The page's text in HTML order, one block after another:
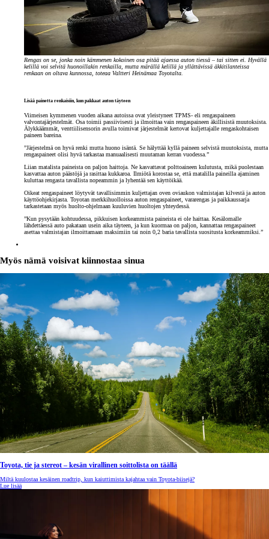
Rengas on se, jonka noin kämmenen kokoinen osa pitää ajaessa auton tiessä – tai sitten ei. Hyvällä
kelillä voi selvitä huonoillakin renkailla, mutta märällä kelillä ja yllättävissä äkkitilanteissa
renkaan on oltava kunnossa, toteaa Valtteri Heinämaa Toyotalta.
Lisää painetta renkaisiin, kun pakkaat auton täyteen
Viimeisen kymmenen vuoden aikana autoissa ovat yleistyneet TPMS- eli rengaspaineen
valvontajärjestelmät. Osa toimii passiivisesti ja ilmoittaa vain rengaspaineen äkillisistä muutoksista.
Älykkäämmät, venttiilisensorin avulla toimivat järjestelmät kertovat kuljettajalle rengaskohtaisen
paineen bareina.
”Järjestelmä on hyvä renki mutta huono isäntä. Se hälyttää kyllä paineen selvistä muutoksista, mutta
rengaspaineet olisi hyvä tarkastaa manuaalisesti muutaman kerran vuodessa.”
Liian matalista paineista on paljon haittoja. Ne kasvattavat polttoaineen kulutusta, mikä puolestaan
kasvattaa auton päästöjä ja rasittaa kukkaroa. Ilmiötä korostaa se, että matalilla paineilla ajaminen
kuluttaa rengasta tavallista nopeammin ja lyhentää sen käyttöikää.
Oikeat rengaspaineet löytyvät tavallisimmin kuljettajan oven oviaukon valmistajan kilvestä ja auton
käyttöohjekirjasta. Toyotan merkkihuolloissa auton rengaspaineet, vararengas ja paikkaussarja
tarkastetaan myös huolto-ohjelmaan kuuluvien huoltojen yhteydessä.
”Kun pysytään kohtuudessa, pikkuisen korkeammista paineista ei ole haittaa. Kesälomalle
lähdettäessä auto pakataan usein aika täyteen, ja kun kuormaa on paljon, kannattaa rengaspaineet
asettaa valmistajan ilmoittamaan maksimiin tai noin 0,2 baria tavallista suositusta korkeammiksi.”
Myös nämä voisivat kiinnostaa sinua
Toyota, tie ja stereot – kesän virallinen soittolista on täällä
Miltä kuulostaa kesäinen roadtrip, kun kaiuttimista kajahtaa vain Toyota-biisejä?
Lue lisää